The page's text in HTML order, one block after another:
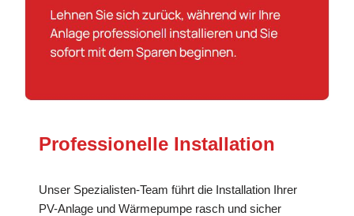
Professionelle Installation
Unser Spezialisten-Team führt die Installation Ihrer
PV-Anlage und Wärmepumpe rasch und sicher